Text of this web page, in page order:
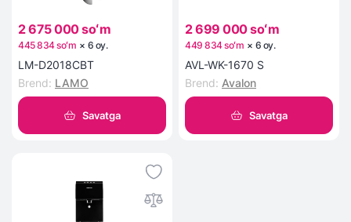
2 675 000 soʻm
445 834 soʻm × 6 oy.
LM-D2018CBT
Brend: LAMO
Savatga
2 699 000 soʻm
449 834 soʻm × 6 oy.
AVL-WK-1670 S
Brend: Avalon
Savatga